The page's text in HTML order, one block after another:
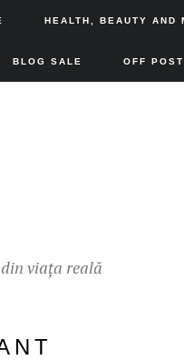
HEALTH, BEAUTY AND
BLOG SALE OFF POST
viața reală